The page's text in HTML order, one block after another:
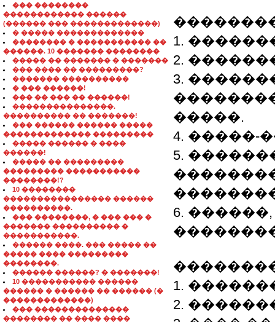
��� ��������
������������ ������
(������ ��� �������������)
� ����� �������������
�������� � ����������� ��
������. 10 ������� ��������
����� �� ������� � �������
��� ���� �� ���������?
������� ����������
� ��� ������!
��� �� ��� �� ������!
���������������.
���������� �� �������!
��� ������ ������ �����
������������� ���������
����� ������ � ����
������!
����� �� ���������
��������� �����������
��������!?
10 ��������
���������������� ������
����������.
��� ��������, � ��� ��� �
������� ���������� �
�����������.
������ ����. ��� ����� ��
����� ���� ���������
��������.
������ ������? � �������!
10 ����������� ������
������ � ������ �� ������ (�
�������������)
��� ��������������
�������� �� ���� ����
1.
2.
3.
�����.
4. �����-
5.
6.
1.
2.